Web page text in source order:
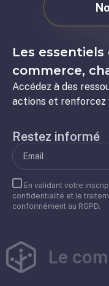
Les
commerce,
Accédez à des
actions et renforcez
Restez informé
En validant votre
confidentialité et le
conformément au RGPD.
Le